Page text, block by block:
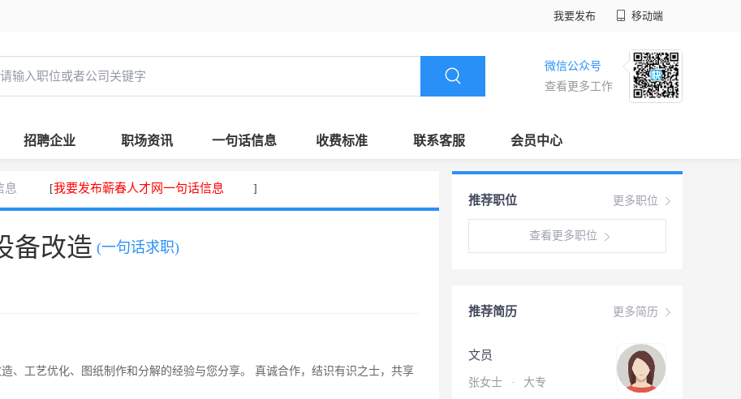
我要发布 移动端
微信公众号
查看更多工作
招聘企业 职场资讯 一句话信息 收费标准 联系客服 会员中心
息 [我要发布蕲春人才网一句话信息 ]
备改造 (一句话求职)
、工艺优化、图纸制作和分解的经验与您分享。 真诚合作，结识有识之士，共享
更多职位
推荐职位
查看更多职位
更多简历
推荐简历
文员
张女士 · 大专